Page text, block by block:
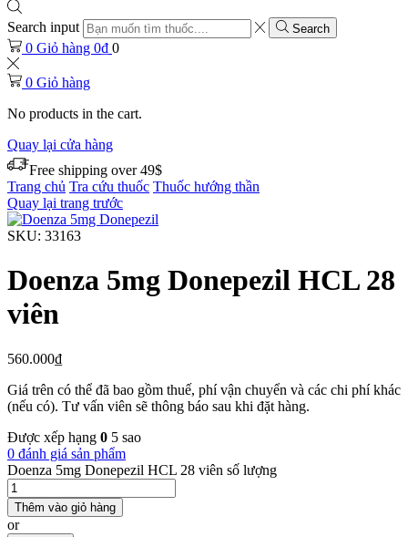
Search input Search
0 Giỏ hàng 0₫ 0
0 Giỏ hàng
No products in the cart.
Quay lại cửa hàng
Free shipping over 49$
Trang chủ Tra cứu thuốc Thuốc hướng thần
Quay lại trang trước
SKU: 33163
Doenza 5mg Donepezil HCL 28
viên
560.000₫
Giá trên có thể đã bao gồm thuế, phí vận chuyển và các chi phí khác
(nếu có). Tư vấn viên sẽ thông báo sau khi đặt hàng.
Được xếp hạng 0 5 sao
0 đánh giá sản phẩm
Doenza 5mg Donepezil HCL 28 viên số lượng
Thêm vào giỏ hàng
or